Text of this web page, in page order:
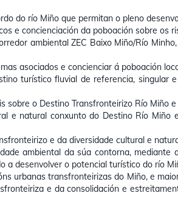
do río Miño que permitan o pleno
e concienciación da poboación sobre os
ambiental ZEC Baixo Miño/Río
asociados e concienciar á poboación
turístico fluvial de referencia,
sobre o Destino Transfronteirizo Río Miño
e natural conxunto do Destino Río
e da diversidade cultural e
ambiental da súa contorna,
desenvolver o potencial turístico do río
urbanas transfronteirizas do Miño, e
e da consolidación e